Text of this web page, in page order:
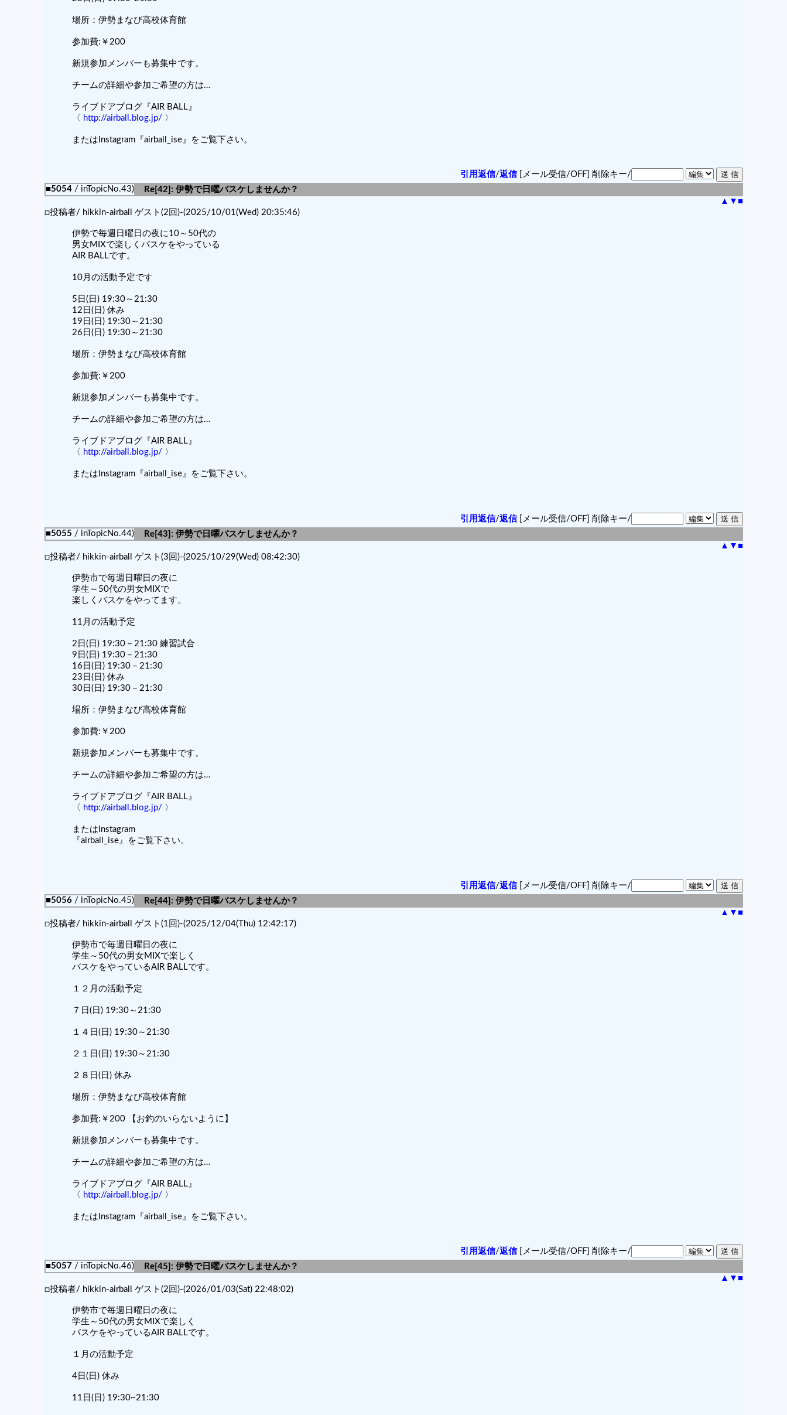
場所：伊勢まなび高校体育館
参加費:￥200
新規参加メンバーも募集中です。
チームの詳細や参加ご希望の方は…
ライブドアブログ『AIR BALL』
〈 http://airball.blog.jp/ 〉
またはInstagram『airball_ise』をご覧下さい。
引用返信/返信[メール受信/OFF] 削除キー/
■5054/ inTopicNo.43)
Re[42]: 伊勢で日曜バスケしませんか？
▲ ▼ ■
□投稿者/ hikkin-airball ゲスト(2回)-(2025/10/01(Wed) 20:35:46)
伊勢で毎週日曜日の夜に10～50代の
男女MIXで楽しくバスケをやっている
AIR BALLです。
10月の活動予定です
5日(日) 19:30～21:30
12日(日) 休み
19日(日) 19:30～21:30
26日(日) 19:30～21:30
場所：伊勢まなび高校体育館
参加費:￥200
新規参加メンバーも募集中です。
チームの詳細や参加ご希望の方は…
ライブドアブログ『AIR BALL』
〈 http://airball.blog.jp/ 〉
またはInstagram『airball_ise』をご覧下さい。
引用返信/返信[メール受信/OFF] 削除キー/
■5055 / inTopicNo.44)
Re[43]: 伊勢で日曜バスケしませんか？
▲ ▼ ■
□投稿者/ hikkin-airball ゲスト(3回)-(2025/10/29(Wed) 08:42:30)
伊勢市で毎週日曜日の夜に
学生～50代の男女MIXで
楽しくバスケをやってます。
11月の活動予定
2日(日) 19:30－21:30 練習試合
9日(日) 19:30－21:30
16日(日) 19:30－21:30
23日(日) 休み
30日(日) 19:30－21:30
場所：伊勢まなび高校体育館
参加費:￥200
新規参加メンバーも募集中です。
チームの詳細や参加ご希望の方は…
ライブドアブログ『AIR BALL』
〈 http://airball.blog.jp/ 〉
またはInstagram
『airball_ise』をご覧下さい。
引用返信/返信[メール受信/OFF] 削除キー/
■5056/ inTopicNo.45)
Re[44]: 伊勢で日曜バスケしませんか？
▲ ▼ ■
□投稿者/ hikkin-airball ゲスト(1回)-(2025/12/04(Thu) 12:42:17)
伊勢市で毎週日曜日の夜に
学生～50代の男女MIXで楽しく
バスケをやっているAIR BALLです。
１２月の活動予定
７日(日) 19:30～21:30
１４日(日) 19:30～21:30
２１日(日) 19:30～21:30
２８日(日) 休み
場所：伊勢まなび高校体育館
参加費:￥200 【お釣のいらないように】
新規参加メンバーも募集中です。
チームの詳細や参加ご希望の方は…
ライブドアブログ『AIR BALL』
〈 http://airball.blog.jp/ 〉
またはInstagram『airball_ise』をご覧下さい。
引用返信/返信[メール受信/OFF] 削除キー/
■5057/ inTopicNo.46)
Re[45]: 伊勢で日曜バスケしませんか？
▲ ▼ ■
□投稿者/ hikkin-airball ゲスト(2回)-(2026/01/03(Sat) 22:48:02)
伊勢市で毎週日曜日の夜に
学生～50代の男女MIXで楽しく
バスケをやっているAIR BALLです。
１月の活動予定
4日(日) 休み
11日(日) 19:30~21:30